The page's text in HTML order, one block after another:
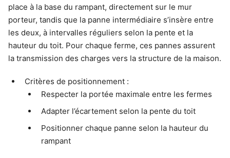
place à la base du rampant, directement sur le mur
porteur, tandis que la panne intermédiaire s’insère entre
les deux, à intervalles réguliers selon la pente et la
hauteur du toit. Pour chaque ferme, ces pannes assurent
la transmission des charges vers la structure de la maison.
Critères de positionnement :
Respecter la portée maximale entre les fermes
Adapter l’écartement selon la pente du toit
Positionner chaque panne selon la hauteur du
rampant